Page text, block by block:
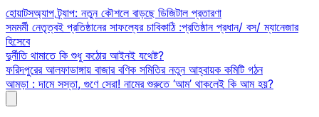
Skip
to
content
হোয়াটসঅ্যাপ ট্র্যাপ: নতুন কৌশলে বাড়ছে ডিজিটাল প্রতারণা
সমমর্মী নেতৃত্বই প্রতিষ্ঠানের সাফল্যের চাবিকাঠি :প্রতিষ্ঠান প্রধান/ বস/ ম্যানেজার
হিসেবে
দুর্নীতি থামাতে কি শুধু কঠোর আইনই যথেষ্ট?
ফরিদপুরের আলফাডাঙ্গায় বাজার বণিক সমিতির নতুন আহ্বায়ক কমিটি গঠন
আমড়া : দামে সস্তা, গুণে সেরা! নামের শুরুতে ‘আম’ থাকলেই কি আম হয়?